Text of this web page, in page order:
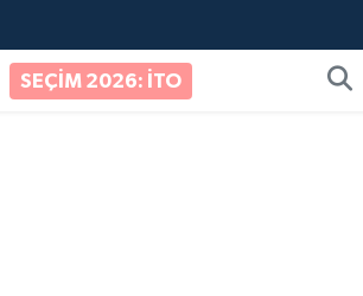
SEÇİM 2026: İTO